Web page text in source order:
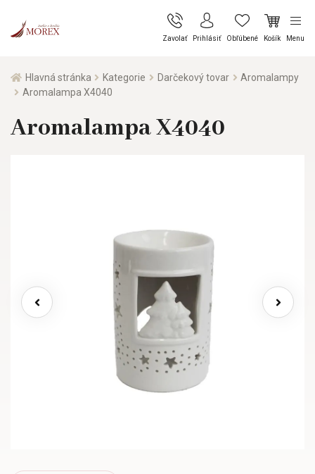
Zavolať Prihlásiť Obľúbené Košík Menu
Hlavná stránka Kategorie Darčekový tovar
Aromalampy
Aromalampa X4040
Aromalampa X4040